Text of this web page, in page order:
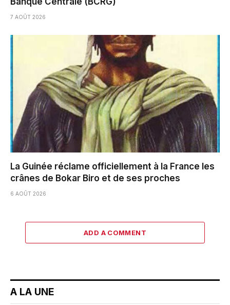
7 AOÛT 2026
La Guinée réclame officiellement à la France les
crânes de Bokar Biro et de ses proches
6 AOÛT 2026
ADD A COMMENT
A LA UNE